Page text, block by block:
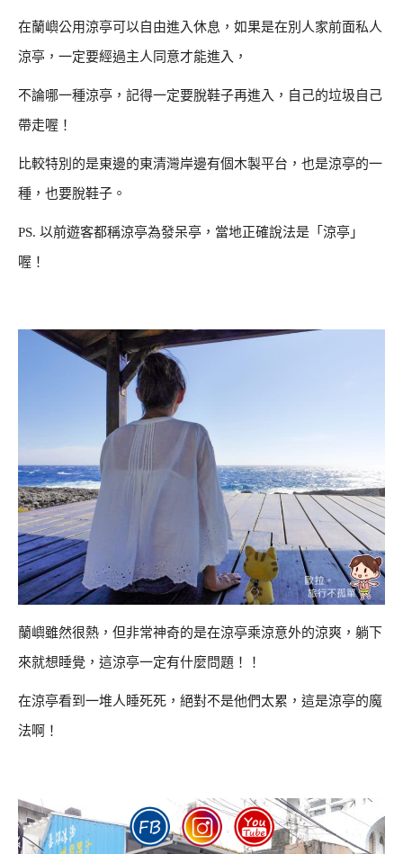
在蘭嶼公用涼亭可以自由進入休息，如果是在別人家前面私人
涼亭，一定要經過主人同意才能進入，
不論哪一種涼亭，記得一定要脫鞋子再進入，自己的垃圾自己
帶走喔！
比較特別的是東邊的東清灣岸邊有個木製平台，也是涼亭的一
種，也要脫鞋子。
PS. 以前遊客都稱涼亭為發呆亭，當地正確說法是「涼亭」
喔！
蘭嶼雖然很熱，但非常神奇的是在涼亭乘涼意外的涼爽，躺下
來就想睡覺，這涼亭一定有什麼問題！！
在涼亭看到一堆人睡死死，絕對不是他們太累，這是涼亭的魔
法啊！